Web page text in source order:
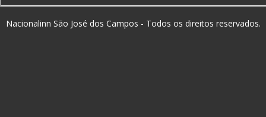
Nacionalinn São José dos Campos - Todos os direitos reservados.